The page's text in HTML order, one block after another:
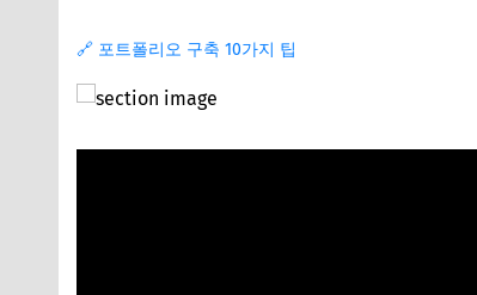
🔗 포트폴리오 구축 10가지 팁